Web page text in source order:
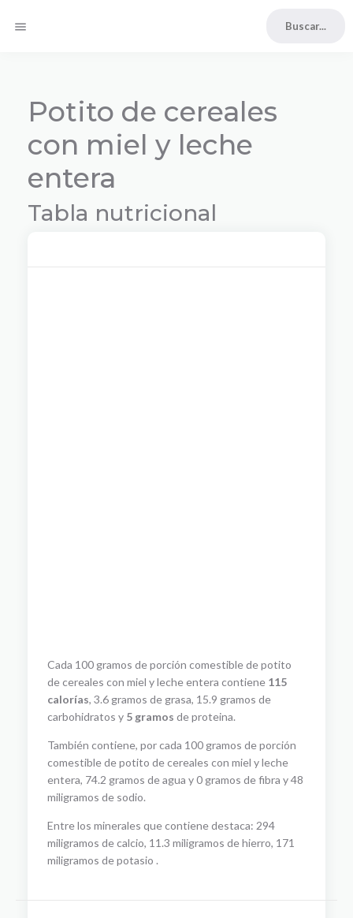
menu
Potito de cereales
con miel y leche
entera
Tabla nutricional
Cada 100 gramos de porción comestible de potito
de cereales con miel y leche entera contiene 115
calorías, 3.6 gramos de grasa, 15.9 gramos de
carbohidratos y 5 gramos de proteina.
También contiene, por cada 100 gramos de porción
comestible de potito de cereales con miel y leche
entera, 74.2 gramos de agua y 0 gramos de fibra y 48
miligramos de sodio.
Entre los minerales que contiene destaca: 294
miligramos de calcio, 11.3 miligramos de hierro, 171
miligramos de potasio .